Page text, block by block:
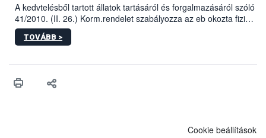
A kedvtelésből tartott állatok tartásáról és forgalmazásáról szóló
41/2010. (II. 26.) Korm.rendelet szabályozza az eb okozta fizikai
sérülés, illetve ennek veszélye keletkezésekor felmerülő
hatósági feladatokat, valamint a veszélyes eb tartását és annak
vonni az ebek viselkedésének megítélésében jártas szakértőt.
TOVÁBB >
Cookie beállítások